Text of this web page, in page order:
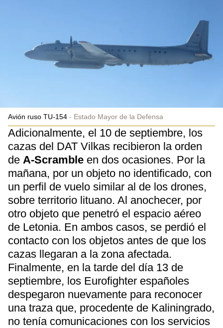
Avión ruso TU-154 Estado Mayor de la Defensa
Adicionalmente, el 10 de septiembre, los
cazas del DAT Vilkas recibieron la orden
de A-Scramble en dos ocasiones. Por la
mañana, por un objeto no identificado, con
un perfil de vuelo similar al de los drones,
sobre territorio lituano. Al anochecer, por
otro objeto que penetró el espacio aéreo
de Letonia. En ambos casos, se perdió el
contacto con los objetos antes de que los
cazas llegaran a la zona afectada.
Finalmente, en la tarde del día 13 de
septiembre, los Eurofighter españoles
despegaron nuevamente para reconocer
una traza que, procedente de Kaliningrado,
no tenía comunicaciones con los servicios